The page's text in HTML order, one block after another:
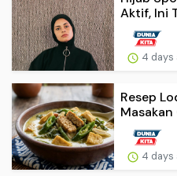
Aktif, Ini
4 days
Resep
Masakan
4 days